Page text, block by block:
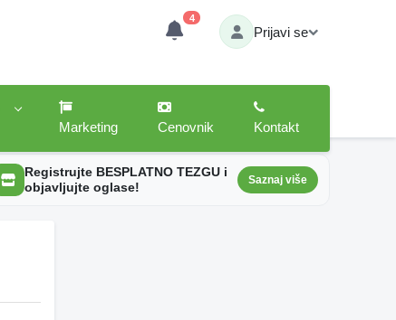
4
Prijavi se
Marketing
Cenovnik Kontakt
Registrujte BESPLATNO TEZGU i
objavljujte oglase!
Saznaj više